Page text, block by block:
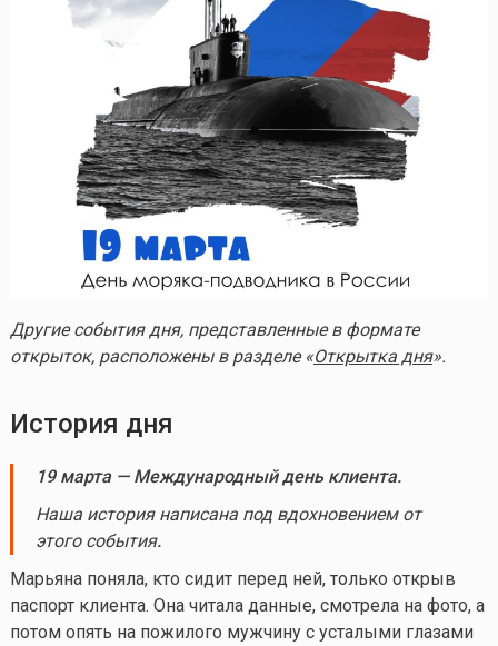
Другие события дня, представленные в формате
открыток, расположены в разделе «Открытка дня».
История дня
19 марта — Международный день клиента.
Наша история написана под вдохновением от
этого события.
Марьяна поняла, кто сидит перед ней, только открыв
паспорт клиента. Она читала данные, смотрела на фото, а
потом опять на пожилого мужчину с усталыми глазами